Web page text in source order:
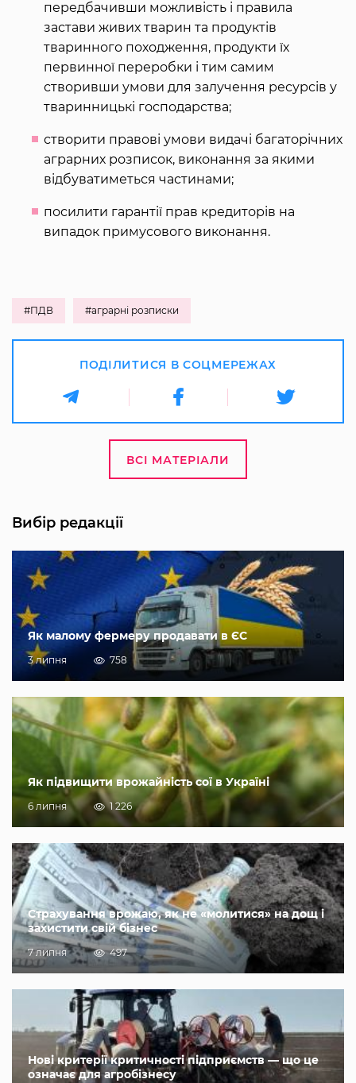
передбачивши можливість і правила
застави живих тварин та продуктів
тваринного походження, продукти їх
первинної переробки і тим самим
створивши умови для залучення ресурсів у
тваринницькі господарства;
створити правові умови видачі багаторічних
аграрних розписок, виконання за якими
відбуватиметься частинами;
посилити гарантії прав кредиторів на
випадок примусового виконання.
#ПДВ #аграрні розписки
ПОДІЛИТИСЯ В СОЦМЕРЕЖАХ
ВСІ МАТЕРІАЛИ
Вибір редакції
Як малому фермеру продавати в ЄС
3 липня 758
Як підвищити врожайність сої в Україні
6 липня 1 226
Страхування врожаю, як не «молитися» на дощ і
захистити свій бізнес
7 липня 497
Нові критерії критичності підприємств — що це
означає для агробізнесу